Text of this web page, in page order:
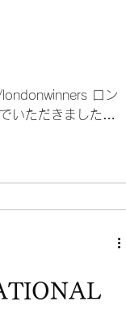
ロン
いただきました！